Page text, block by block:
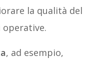
la qualità del
, ad esempio,